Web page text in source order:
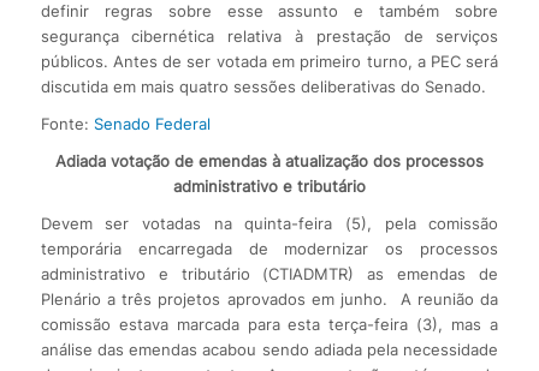
definir regras sobre esse assunto e também sobre
segurança cibernética relativa à prestação de serviços
públicos. Antes de ser votada em primeiro turno, a PEC será
discutida em mais quatro sessões deliberativas do Senado.
Fonte: Senado Federal
Adiada votação de emendas à atualização dos processos
administrativo e tributário
Devem ser votadas na quinta-feira (5), pela comissão
temporária encarregada de modernizar os processos
administrativo e tributário (CTIADMTR) as emendas de
Plenário a três projetos aprovados em junho. A reunião da
comissão estava marcada para esta terça-feira (3), mas a
análise das emendas acabou sendo adiada pela necessidade